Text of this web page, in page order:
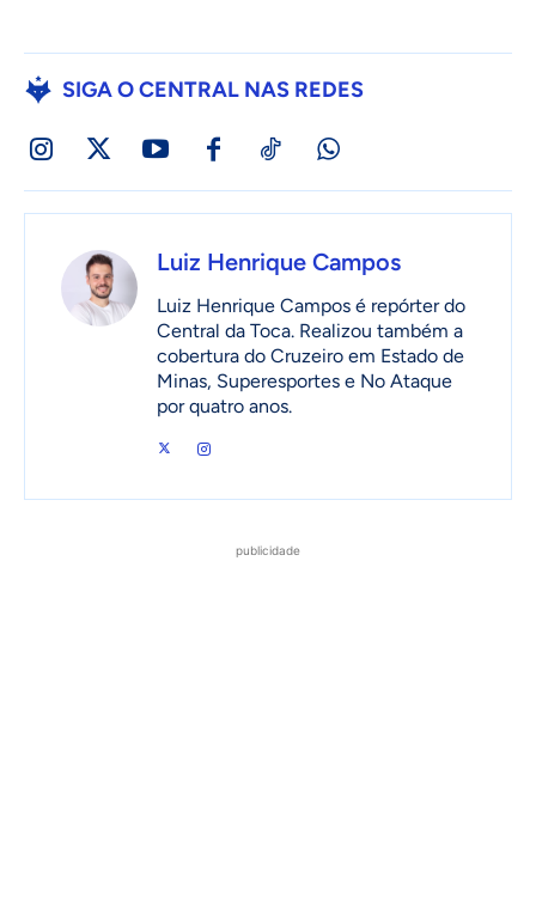
SIGA O CENTRAL NAS REDES
Luiz Henrique Campos
Luiz Henrique Campos é repórter do
Central da Toca. Realizou também a
cobertura do Cruzeiro em Estado de
Minas, Superesportes e No Ataque
por quatro anos.
publicidade